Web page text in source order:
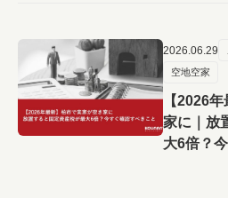
2026.06.29
空地空家
【2026
家に｜放
大6倍？